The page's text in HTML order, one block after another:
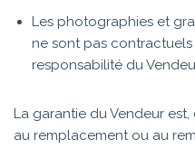
Les photographies et
ne sont pas
responsabilité du
La garantie du Vendeur
au remplacement ou au